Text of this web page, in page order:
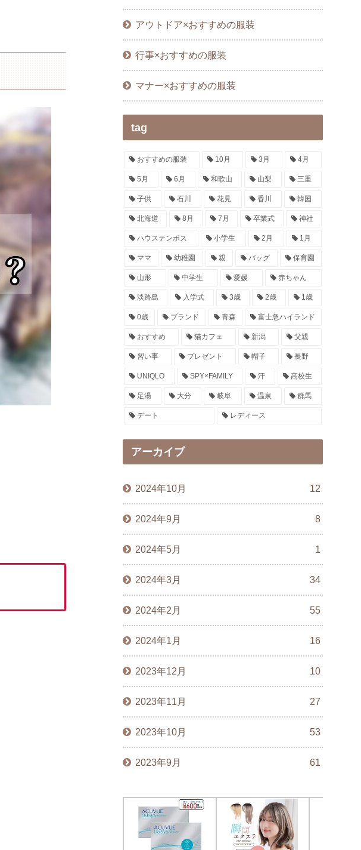
アウトドア×おすすめの服装
行事×おすすめの服装
マナー×おすすめの服装
tag
おすすめの服装 10月 3月 4月
5月 6月 和歌山 山梨 三重
子供 石川 花見 香川 韓国
北海道 8月 7月 卒業式 神社
ハウステンボス 小学生 2月 1月
ママ 幼稚園 親 バッグ 保育園
山形 中学生 愛媛 赤ちゃん
淡路島 入学式 3歳 2歳 1歳
0歳 ブランド 青森 富士急ハイランド
おすすめ 猫カフェ 新潟 父親
習い事 プレゼント 帽子 長野
UNIQLO SPY×FAMILY 汗 高校生
足湯 大分 岐阜 温泉 群馬
デート レディース
アーカイブ
2024年10月 12
2024年9月 8
2024年5月 1
2024年3月 34
2024年2月 55
2024年1月 16
2023年12月 10
2023年11月 27
2023年10月 53
2023年9月 61